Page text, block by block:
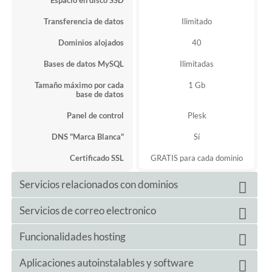
Transferencia de datos Ilimitado
Dominios alojados 40
Bases de datos MySQL Ilimitadas
Tamaño máximo por cada
base de datos
1 Gb
Panel de control Plesk
DNS "Marca Blanca" Sí
Certificado SSL GRATIS para cada dominio
Servicios relacionados con dominios
Subdominios
Dominios aparcados
Gestión de DNS Sí
Servicios de correo electronico
Cuentas de correo
Webmail
Funcionalidades hosting
Node.JS
Aplicaciones autoinstalables y software